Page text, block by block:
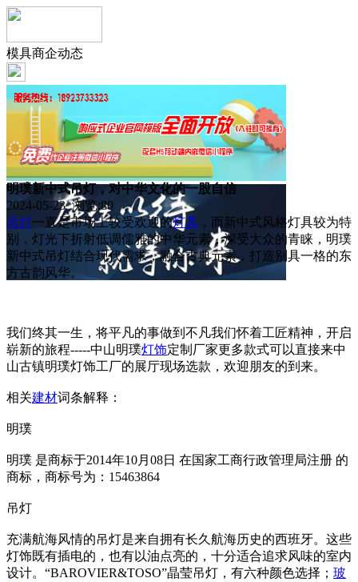
模具商企动态
明璞新中式吊灯，对中华文化的一股自信
2024-05-23 浏览:80
吊灯一直是市场上较受欢迎的灯具 ，而新中式风格灯具较为特
别，灯光下折射低调儒雅的中华元素，深受大众的青睐，明璞
新中式吊灯结合现代需求，融合古典元素，打造别具一格的东
方古韵风华。
我们终其一生，将平凡的事做到不凡我们怀着工匠精神，开启
崭新的旅程-----中山明璞灯饰定制厂家更多款式可以直接来中
山古镇明璞灯饰工厂的展厅现场选款，欢迎朋友的到来。
相关建材词条解释：
明璞
明璞 是商标于2014年10月08日 在国家工商行政管理局注册 的
商标，商标号为：15463864
吊灯
充满航海风情的吊灯是来自拥有长久航海历史的西班牙。这些
灯饰既有插电的，也有以油点亮的，十分适合追求风味的室内
设计。“BAROVIER&TOSO”晶莹吊灯，有六种颜色选择； 玻